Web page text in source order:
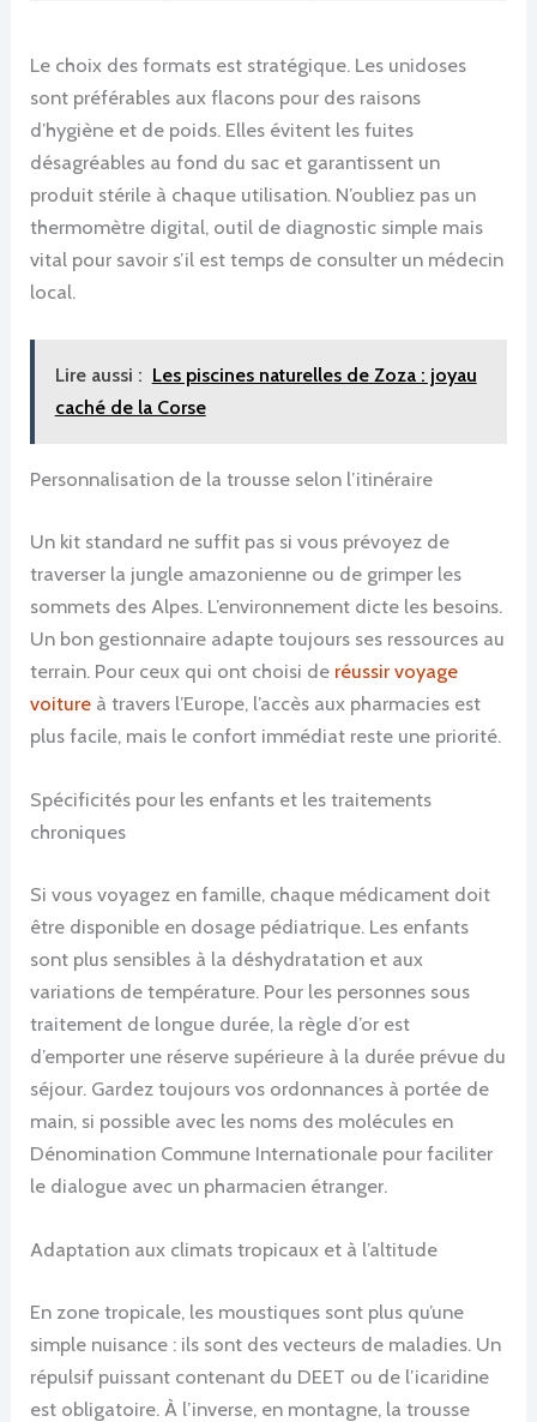
Le choix des formats est stratégique. Les unidoses
sont préférables aux flacons pour des raisons
d’hygiène et de poids. Elles évitent les fuites
désagréables au fond du sac et garantissent un
produit stérile à chaque utilisation. N’oubliez pas un
thermomètre digital, outil de diagnostic simple mais
vital pour savoir s’il est temps de consulter un médecin
local.
Lire aussi : Les piscines naturelles de Zoza : joyau
caché de la Corse
Personnalisation de la trousse selon l’itinéraire
Un kit standard ne suffit pas si vous prévoyez de
traverser la jungle amazonienne ou de grimper les
sommets des Alpes. L’environnement dicte les besoins.
Un bon gestionnaire adapte toujours ses ressources au
terrain. Pour ceux qui ont choisi de réussir voyage
voiture à travers l’Europe, l’accès aux pharmacies est
plus facile, mais le confort immédiat reste une priorité.
Spécificités pour les enfants et les traitements
chroniques
Si vous voyagez en famille, chaque médicament doit
être disponible en dosage pédiatrique. Les enfants
sont plus sensibles à la déshydratation et aux
variations de température. Pour les personnes sous
traitement de longue durée, la règle d’or est
d’emporter une réserve supérieure à la durée prévue du
séjour. Gardez toujours vos ordonnances à portée de
main, si possible avec les noms des molécules en
Dénomination Commune Internationale pour faciliter
le dialogue avec un pharmacien étranger.
Adaptation aux climats tropicaux et à l’altitude
En zone tropicale, les moustiques sont plus qu’une
simple nuisance : ils sont des vecteurs de maladies. Un
répulsif puissant contenant du DEET ou de l’icaridine
est obligatoire. À l’inverse, en montagne, la trousse